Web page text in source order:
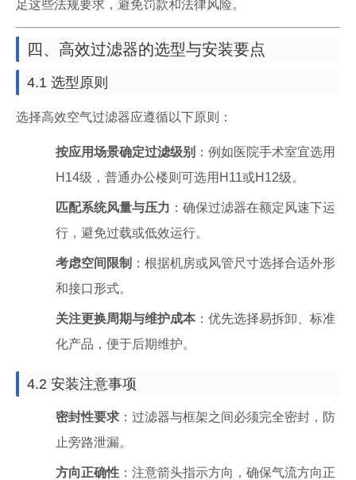
足这些法规要求，避免罚款和法律风险。
四、高效过滤器的选型与安装要点
4.1 选型原则
选择高效空气过滤器应遵循以下原则：
按应用场景确定过滤级别 ：例如医院手术室宜选用
H14级，普通办公楼则可选用H11或H12级。
匹配系统风量与压力 ：确保过滤器在额定风速下运
行，避免过载或低效运行。
考虑空间限制 ：根据机房或风管尺寸选择合适外形
和接口形式。
关注更换周期与维护成本：优先选择易拆卸、标准
化产品，便于后期维护。
4.2 安装注意事项
密封性要求 ：过滤器与框架之间必须完全密封，防
止旁路泄漏。
方向正确性 ：注意箭头指示方向，确保气流方向正